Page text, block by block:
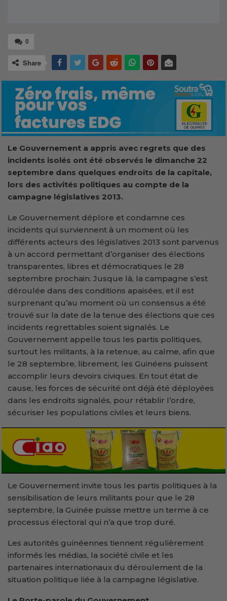
0
Share
Le Gouvernement a appris avec regrets que des
incidents isolés ont été observés le dimanche 22
septembre dans quelques endroits de la capitale,
lors des activités politiques au compte de la
campagne législatives 2013.
Le Gouvernement déplore et condamne ces
incidents qui surviennent à un moment où les
différents acteurs des législatives 2013 sont parvenus
à un accord permettant d’organiser des élections
transparentes, libres et démocratiques le 28
septembre prochain. Jusque là, la campagne s’est
déroulée dans des conditions apaisées, et il est
surprenant qu’au moment où un consensus a été
trouvé sur la date de la tenue des élections que ces
incidents regrettables soient signalés. Le
Gouvernement appelle tous les partis politiques,
surtout les militants, à la retenue, au calme, afin que
le 28 septembre, librement, les Guinéens puissent
accomplir leurs devoirs civiques. En tout état de
cause, les forces de sécurité ont déjà été déployées
dans les endroits signalés, pour rétablir l’ordre,
sécuriser les populations civiles et leurs biens.
Le Gouvernement invite tous les partis politiques à la
sensibilisation de leurs militants pour que le 28
septembre, la Guinée puisse mettre un terme à ce
processus électoral qui n’a que trop duré.
Les autorités guinéennes tiennent régulièrement
informés les médias, la société civile et les
partenaires internationaux du déroulement de la
situation politique liée à la campagne législative.